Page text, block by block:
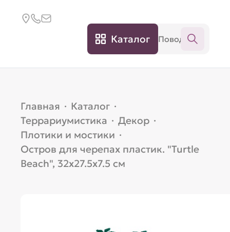
Каталог
Главная · Каталог ·
Террариумистика · Декор ·
Плотики и мостики ·
Остров для черепах пластик. "Turtle
Beach", 32х27.5х7.5 см